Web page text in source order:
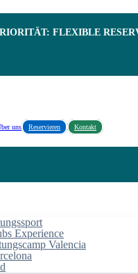
FLEXIBLE
uns Reservieren Kontakt
Experience
Valencia